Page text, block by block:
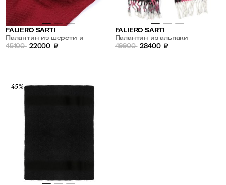
FALIERO SARTI
Палантин из шерсти и
кашемира
45100 22000 ₽
FALIERO SARTI
Палантин из альпаки
49900 28400 ₽
-45%